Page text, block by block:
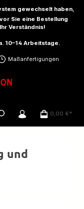
gewechselt haben,
Sie eine Bestellung
Verständnis!
10–14 Arbeitstage.
Maßanfertigungen
0,00 €*
und